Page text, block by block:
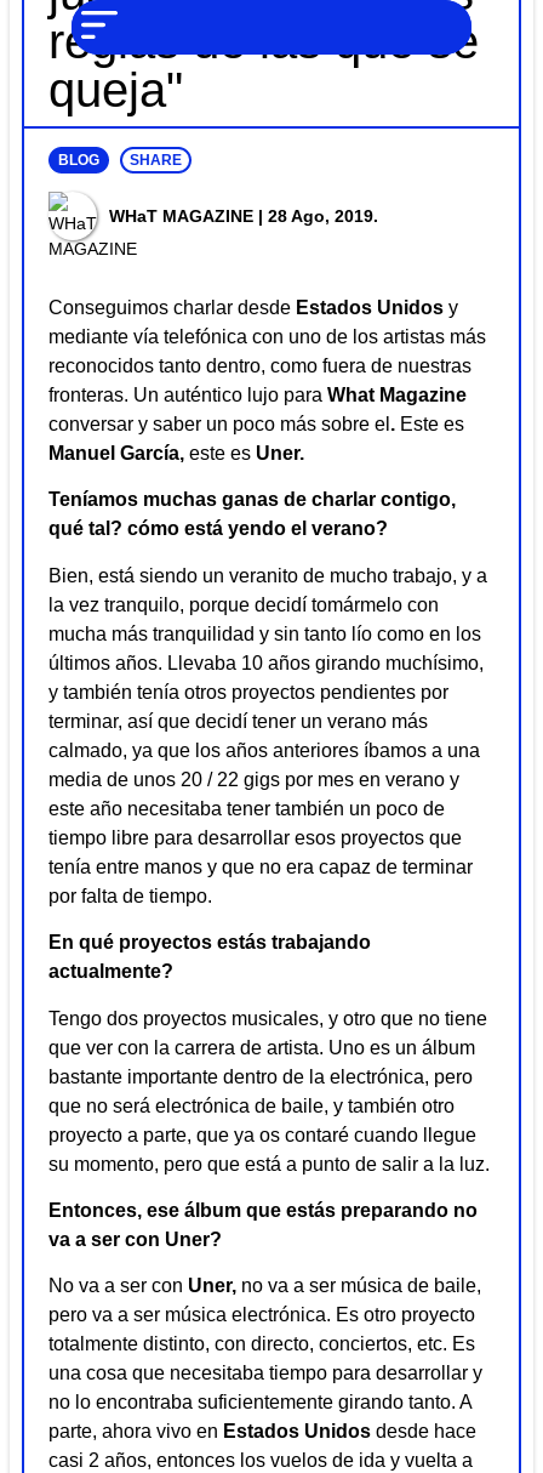
Tendencias
Entrevistas
Cultura
series
Barras
Del
Mes
Música
PERO IGUAL
TAMBIÉN TE
reglas de las que se
queja"
BLOG SHARE
WHaT MAGAZINE | 28 Ago, 2019.
Conseguimos charlar desde Estados Unidos y
mediante vía telefónica con uno de los artistas más
reconocidos tanto dentro, como fuera de nuestras
fronteras. Un auténtico lujo para What Magazine
conversar y saber un poco más sobre el . Este es
Manuel García, este es Uner.
Teníamos muchas ganas de charlar contigo,
qué tal? cómo está yendo el verano?
Bien, está siendo un veranito de mucho trabajo, y a
la vez tranquilo, porque decidí tomármelo con
mucha más tranquilidad y sin tanto lío como en los
últimos años. Llevaba 10 años girando muchísimo,
y también tenía otros proyectos pendientes por
terminar, así que decidí tener un verano más
calmado, ya que los años anteriores íbamos a una
media de unos 20 / 22 gigs por mes en verano y
este año necesitaba tener también un poco de
tiempo libre para desarrollar esos proyectos que
tenía entre manos y que no era capaz de terminar
por falta de tiempo.
En qué proyectos estás trabajando
actualmente?
Tengo dos proyectos musicales, y otro que no tiene
que ver con la carrera de artista. Uno es un álbum
bastante importante dentro de la electrónica, pero
que no será electrónica de baile, y también otro
proyecto a parte, que ya os contaré cuando llegue
su momento, pero que está a punto de salir a la luz.
Entonces, ese álbum que estás preparando no
va a ser con Uner?
No va a ser con Uner, no va a ser música de baile,
pero va a ser música electrónica. Es otro proyecto
totalmente distinto, con directo, conciertos, etc. Es
una cosa que necesitaba tiempo para desarrollar y
no lo encontraba suficientemente girando tanto. A
parte, ahora vivo en Estados Unidos desde hace
casi 2 años, entonces los vuelos de ida y vuelta a